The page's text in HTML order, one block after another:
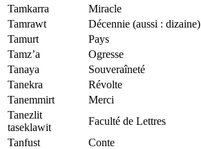
Tamkarra
Miracle
Tamrawt
Décennie (aussi : dizaine)
Tamurt
Pays
Tamz’a
Ogresse
Tanaya
Souveraîneté
Tanekra
Révolte
Tanemmirt
Merci
Tanezlit
taseklawit
Faculté de Lettres
Tanfust
Conte